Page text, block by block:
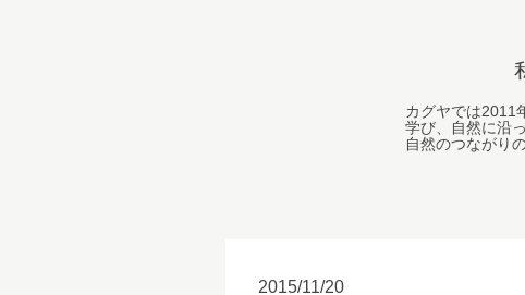
カグヤでは2011
学び、自然に沿
自然のつながり
2015/11/20